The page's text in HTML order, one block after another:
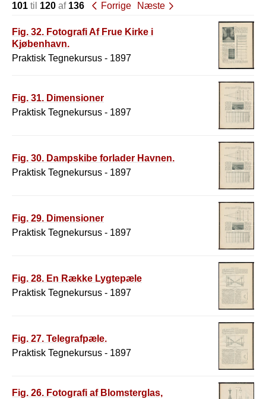
101 til 120 af 136 Forrige Næste
Fig. 32. Fotografi Af Frue Kirke i
Kjøbenhavn.
Praktisk Tegnekursus - 1897
Fig. 31. Dimensioner
Praktisk Tegnekursus - 1897
Fig. 30. Dampskibe forlader Havnen.
Praktisk Tegnekursus - 1897
Fig. 29. Dimensioner
Praktisk Tegnekursus - 1897
Fig. 28. En Række Lygtepæle
Praktisk Tegnekursus - 1897
Fig. 27. Telegrafpæle.
Praktisk Tegnekursus - 1897
Fig. 26. Fotografi af Blomsterglas,